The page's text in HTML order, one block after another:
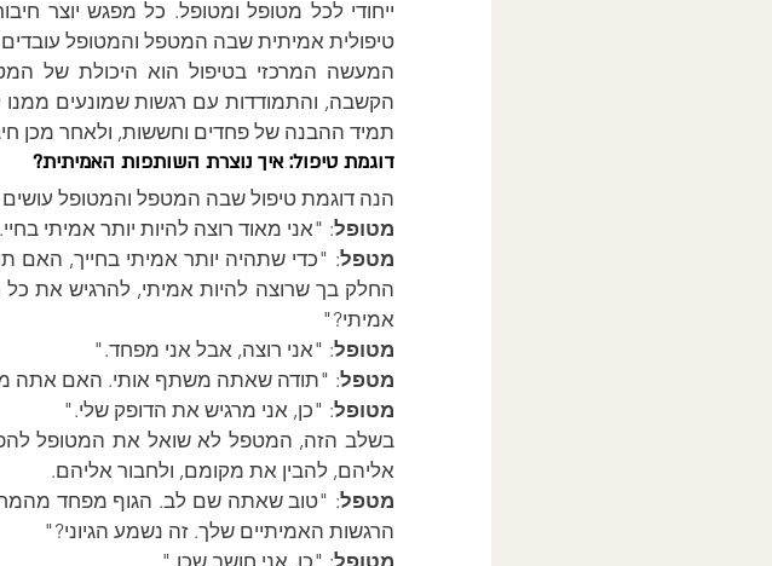
טיפולית אמיתית שבה המטפל והמטופל
תמיד ההבנה של פחדים וחששות, ולאחר מכן
דוגמת טיפול: איך נוצרת השותפות האמיתית?
הנה דוגמת טיפול שבה המטפל והמטופל
מטופל: "אני מאוד רוצה להיות יותר אמיתי
מטפל
אמיתי?"
מטופל: "אני רוצה, אבל אני מפחד."
מטפל: "תודה שאתה משתף אותי. האם אתה
מטופל: "כן, אני מרגיש את הדופק שלי."
אליהם, להבין את מקומם, ולחבור אליהם.
מטפל
הרגשות האמיתיים שלך. זה נשמע הגיוני?"
מטופל: "כן, אני חושב שכן."